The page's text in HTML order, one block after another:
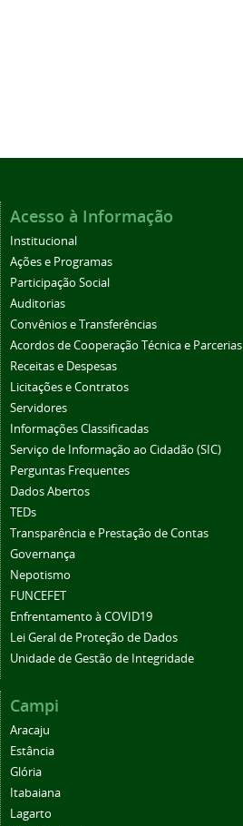
Acesso à Informação
Institucional
Ações e Programas
Participação Social
Auditorias
Convênios e Transferências
Acordos de Cooperação Técnica e Parcerias
Receitas e Despesas
Licitações e Contratos
Servidores
Informações Classificadas
Serviço de Informação ao Cidadão (SIC)
Perguntas Frequentes
Dados Abertos
TEDs
Transparência e Prestação de Contas
Governança
Nepotismo
FUNCEFET
Enfrentamento à COVID19
Lei Geral de Proteção de Dados
Unidade de Gestão de Integridade
Campi
Aracaju
Estância
Glória
Itabaiana
Lagarto